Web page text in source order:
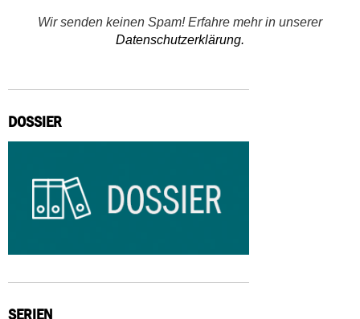
Wir senden keinen Spam! Erfahre mehr in unserer
Datenschutzerklärung.
DOSSIER
SERIEN